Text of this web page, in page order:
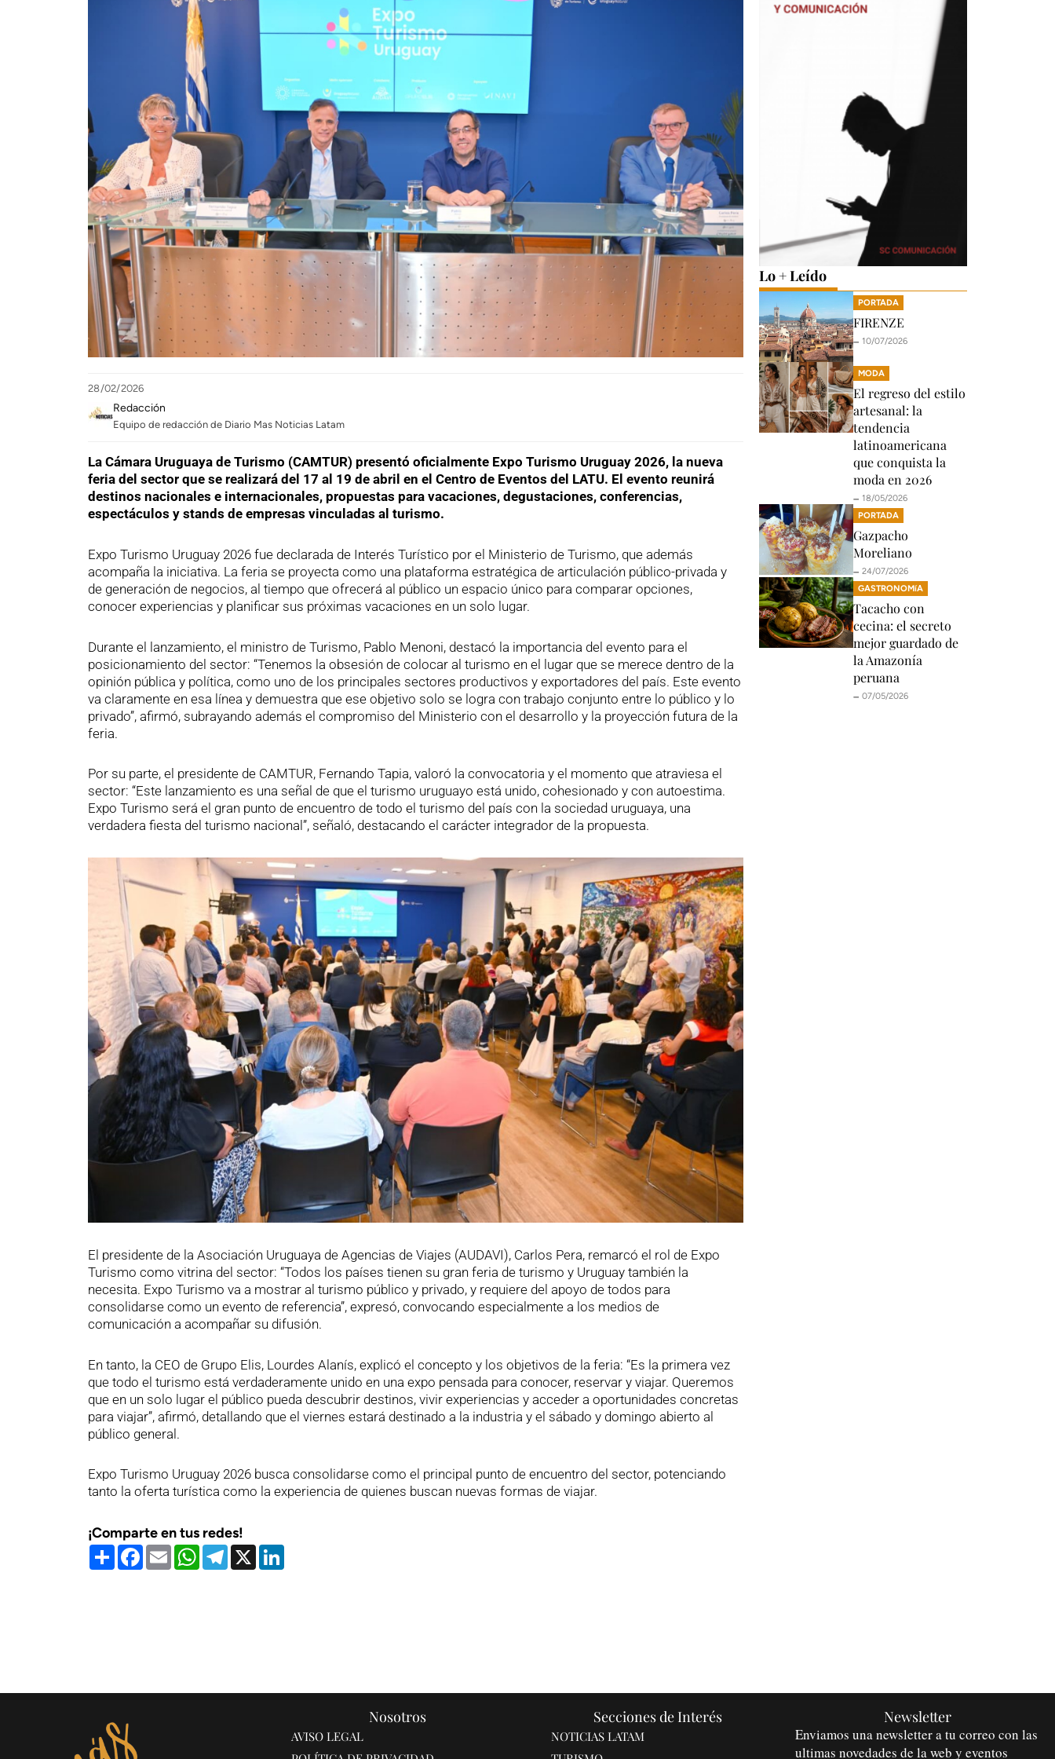
28/02/2026
Redacción
Equipo de redacción de Diario Mas Noticias Latam
La Cámara Uruguaya de Turismo (CAMTUR) presentó oficialmente Expo Turismo Uruguay 2026, la nueva
feria del sector que se realizará del 17 al 19 de abril en el Centro de Eventos del LATU. El evento reunirá
destinos nacionales e internacionales, propuestas para vacaciones, degustaciones, conferencias,
espectáculos y stands de empresas vinculadas al turismo.
Expo Turismo Uruguay 2026 fue declarada de Interés Turístico por el Ministerio de Turismo, que además
acompaña la iniciativa. La feria se proyecta como una plataforma estratégica de articulación público-privada y
de generación de negocios, al tiempo que ofrecerá al público un espacio único para comparar opciones,
conocer experiencias y planificar sus próximas vacaciones en un solo lugar.
Durante el lanzamiento, el ministro de Turismo, Pablo Menoni, destacó la importancia del evento para el
posicionamiento del sector: “Tenemos la obsesión de colocar al turismo en el lugar que se merece dentro de la
opinión pública y política, como uno de los principales sectores productivos y exportadores del país. Este evento
va claramente en esa línea y demuestra que ese objetivo solo se logra con trabajo conjunto entre lo público y lo
privado”, afirmó, subrayando además el compromiso del Ministerio con el desarrollo y la proyección futura de la
feria.
Por su parte, el presidente de CAMTUR, Fernando Tapia, valoró la convocatoria y el momento que atraviesa el
sector: “Este lanzamiento es una señal de que el turismo uruguayo está unido, cohesionado y con autoestima.
Expo Turismo será el gran punto de encuentro de todo el turismo del país con la sociedad uruguaya, una
verdadera fiesta del turismo nacional”, señaló, destacando el carácter integrador de la propuesta.
El presidente de la Asociación Uruguaya de Agencias de Viajes (AUDAVI), Carlos Pera, remarcó el rol de Expo
Turismo como vitrina del sector: “Todos los países tienen su gran feria de turismo y Uruguay también la
necesita. Expo Turismo va a mostrar al turismo público y privado, y requiere del apoyo de todos para
consolidarse como un evento de referencia”, expresó, convocando especialmente a los medios de
comunicación a acompañar su difusión.
En tanto, la CEO de Grupo Elis, Lourdes Alanís, explicó el concepto y los objetivos de la feria: “Es la primera vez
que todo el turismo está verdaderamente unido en una expo pensada para conocer, reservar y viajar. Queremos
que en un solo lugar el público pueda descubrir destinos, vivir experiencias y acceder a oportunidades concretas
para viajar”, afirmó, detallando que el viernes estará destinado a la industria y el sábado y domingo abierto al
público general.
Expo Turismo Uruguay 2026 busca consolidarse como el principal punto de encuentro del sector, potenciando
tanto la oferta turística como la experiencia de quienes buscan nuevas formas de viajar.
¡Comparte en tus redes!
Compartir
Facebook
EmailWhatsApp
Telegram
X
Lo + Leído
PORTADA
FIRENZE
🗕️ 10/07/2026
MODA
El regreso del estilo
artesanal: la
tendencia
latinoamericana
que conquista la
moda en 2026
🗕️ 18/05/2026
PORTADA
Gazpacho
Moreliano
🗕️ 24/07/2026
GASTRONOMíA
Tacacho con
cecina: el secreto
mejor guardado de
la Amazonía
peruana
🗕️ 07/05/2026
Nosotros
AVISO LEGAL
Secciones de Interés
NOTICIAS LATAM
Newsletter
Enviamos una newsletter a tu correo con las
ultimas novedades de la web y eventos